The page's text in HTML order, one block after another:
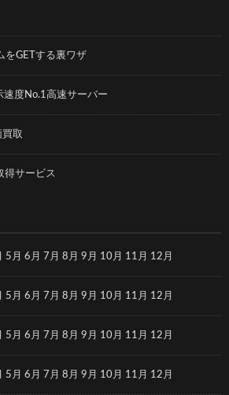
をGETする裏ワザ
速度No.1高速サーバー
取
得サービス
5月 6月 7月 8月 9月 10月 11月 12月
5月 6月 7月 8月 9月 10月 11月 12月
5月 6月 7月 8月 9月 10月 11月 12月
5月 6月 7月 8月 9月 10月 11月 12月